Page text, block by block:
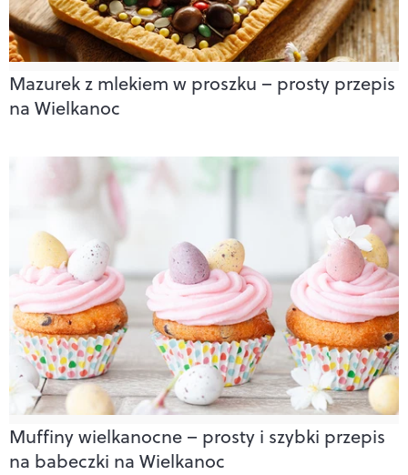
Mazurek z mlekiem w proszku – prosty przepis
na Wielkanoc
Muffiny wielkanocne – prosty i szybki przepis
na babeczki na Wielkanoc